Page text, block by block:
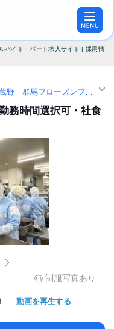
バイト・パート求人サイト | 採用情
製造スタッフ(組立・加工等)（株式会社武蔵野 群馬フローズンファクトリー）| アルバイト・パート求人（太田駅）
務時間選択可・社食
制服写真あり
動画を再生する